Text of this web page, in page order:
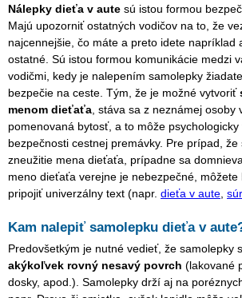
Nálepky dieťa v aute sú istou formou
Majú upozorniť ostatných vodičov na to, že
najcennejšie, čo máte a preto idete napríklad
ostatné. Sú istou formou komunikácie medzi
vodičmi, kedy je nalepením samolepky
bezpečie na ceste. Tým, že je možné vytvoriť
menom dieťaťa , stáva sa z neznámej osoby
pomenovaná bytosť, a to môže
bezpečnosti cestnej premávky. Pre prípad,
zneužitie mena dieťaťa, prípadne sa
meno dieťaťa verejne je nebezpečné, môžete
pripojiť univerzálny text (napr. dieťa v aute
Kam nalepiť samolepku dieťa v
Predovšetkým je nutné vedieť, že samolepky
akýkoľvek rovný nesavý povrch (lakované
dosky, apod.). Samolepky drží aj na